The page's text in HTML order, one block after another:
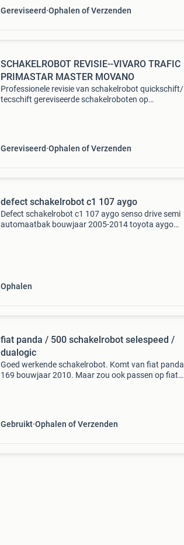
Gereviseerd Ophalen of Verzenden
SCHAKELROBOT REVISIE--VIVARO TRAFIC
PRIMASTAR MASTER MOVANO
Professionele revisie van schakelrobot quickschift/
tecschift gereviseerde schakelroboten op
Gereviseerd Ophalen of Verzenden
defect schakelrobot c1 107 aygo
Defect schakelrobot c1 107 aygo senso drive semi
automaatbak bouwjaar 2005-2014 toyota aygo
Ophalen
fiat panda / 500 schakelrobot selespeed /
dualogic
Goed werkende schakelrobot. Komt van fiat panda
169 bouwjaar 2010. Maar zou ook passen op fiat
Gebruikt Ophalen of Verzenden